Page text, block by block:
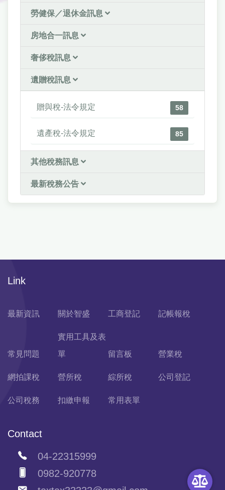
勞健保／退休金訊息
房地合一訊息
奢侈稅訊息
遺贈稅訊息
贈與稅-法令規定 58
遺產稅-法令規定 85
其他稅務訊息
最新稅務公告
Link
最新資訊 關於智盛 工商登記 記帳報稅
常見問題
實用工具及表
單
留言板 營業稅
網拍課稅 營所稅 綜所稅 公司登記
公司稅務 扣繳申報 常用表單
Contact
04-22315999
0982-920778